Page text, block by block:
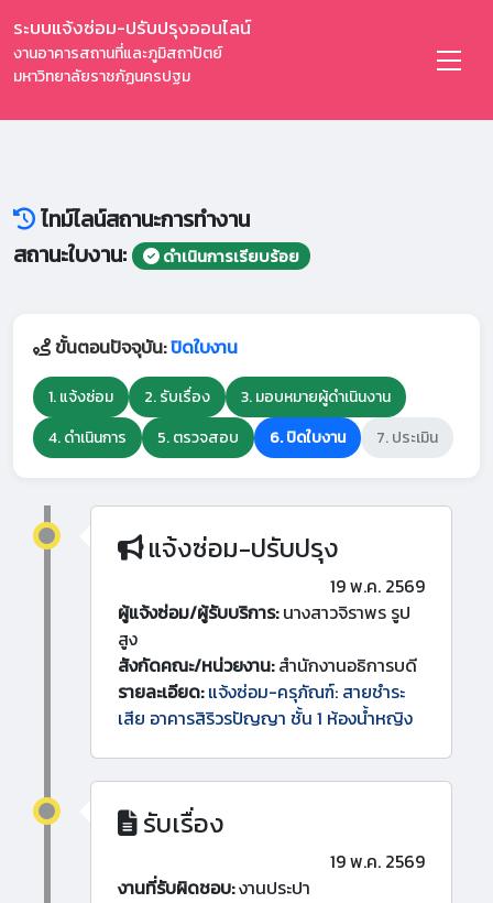
ระบบแจ้งซ่อม-ปรับปรุงออนไลน์
งานอาคารสถานที่และภูมิสถาปัตย์
มหาวิทยาลัยราชภัฏนครปฐม
ไทม์ไลน์สถานะการทำงาน
สถานะใบงาน:
ดำเนินการเรียบร้อย
ขั้นตอนปัจจุบัน:ปิดใบงาน
1. แจ้งซ่อม 2. รับเรื่อง
3. มอบหมายผู้ดำเนินงาน
4. ดำเนินการ
5. ตรวจสอบ 6. ปิดใบงาน 7. ประเมิน
แจ้งซ่อม-ปรับปรุง
19 พ.ค. 2569
ผู้แจ้งซ่อม/ผู้รับบริการ:นางสาวจิราพร รูป
สูง
สังกัดคณะ/หน่วยงาน:สำนักงานอธิการบดี
รายละเอียด: แจ้งซ่อม-ครุภัณฑ์: สายชำระ
เสีย อาคารสิริวรปัญญา ชั้น 1 ห้องน้ำหญิง
รับเรื่อง
19 พ.ค. 2569
งานที่รับผิดชอบ:งานประปา